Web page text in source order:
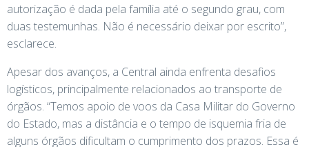
autorização é dada pela família até o segundo grau, com
duas testemunhas. Não é necessário deixar por escrito”,
esclarece.
Apesar dos avanços, a Central ainda enfrenta desafios
logísticos, principalmente relacionados ao transporte de
órgãos. “Temos apoio de voos da Casa Militar do Governo
do Estado, mas a distância e o tempo de isquemia fria de
alguns órgãos dificultam o cumprimento dos prazos. Essa é